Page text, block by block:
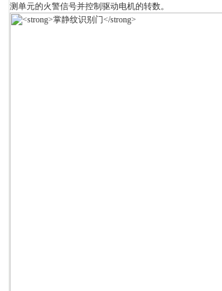
测单元的火警信号并控制驱动电机的转数。